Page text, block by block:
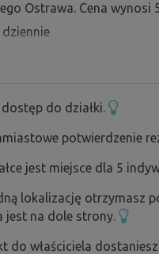
Ostrawa. Cena wynosi
do działki.
potwierdzenie
jest miejsce dla 5
lokalizację otrzymasz
jest na dole strony.
do właściciela